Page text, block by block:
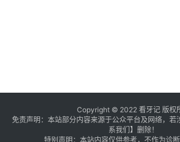
Copyright © 2022 看牙记 版权
免责声明：本站部分内容来源于公众平台及网络，若
系我们 】 删除！
特别声明：本站内容仅供参考，不作为诊断